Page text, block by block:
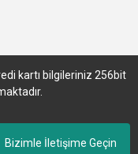
Bizimle İletişime Geçin
kartı bilgileriniz 256bit